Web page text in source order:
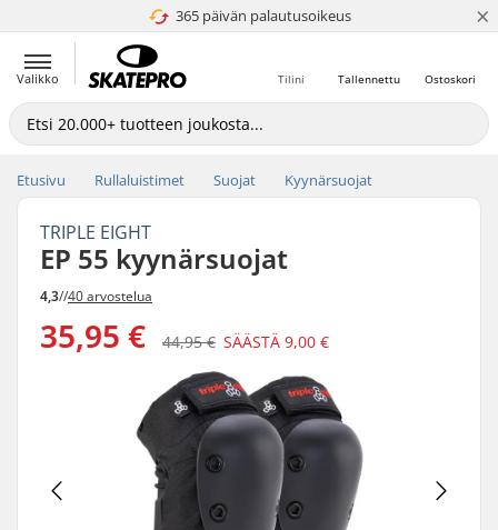
365 päivän palautusoikeus
4.8 / 5 ×
Valikko Ostoskori
Tallennettu
Tilini
Etusivu Rullaluistimet Suojat Kyynärsuojat
TRIPLE EIGHT
EP 55 kyynärsuojat
4,3//40 arvostelua
35,95 € 44,95 € SÄÄSTÄ 9,00 €